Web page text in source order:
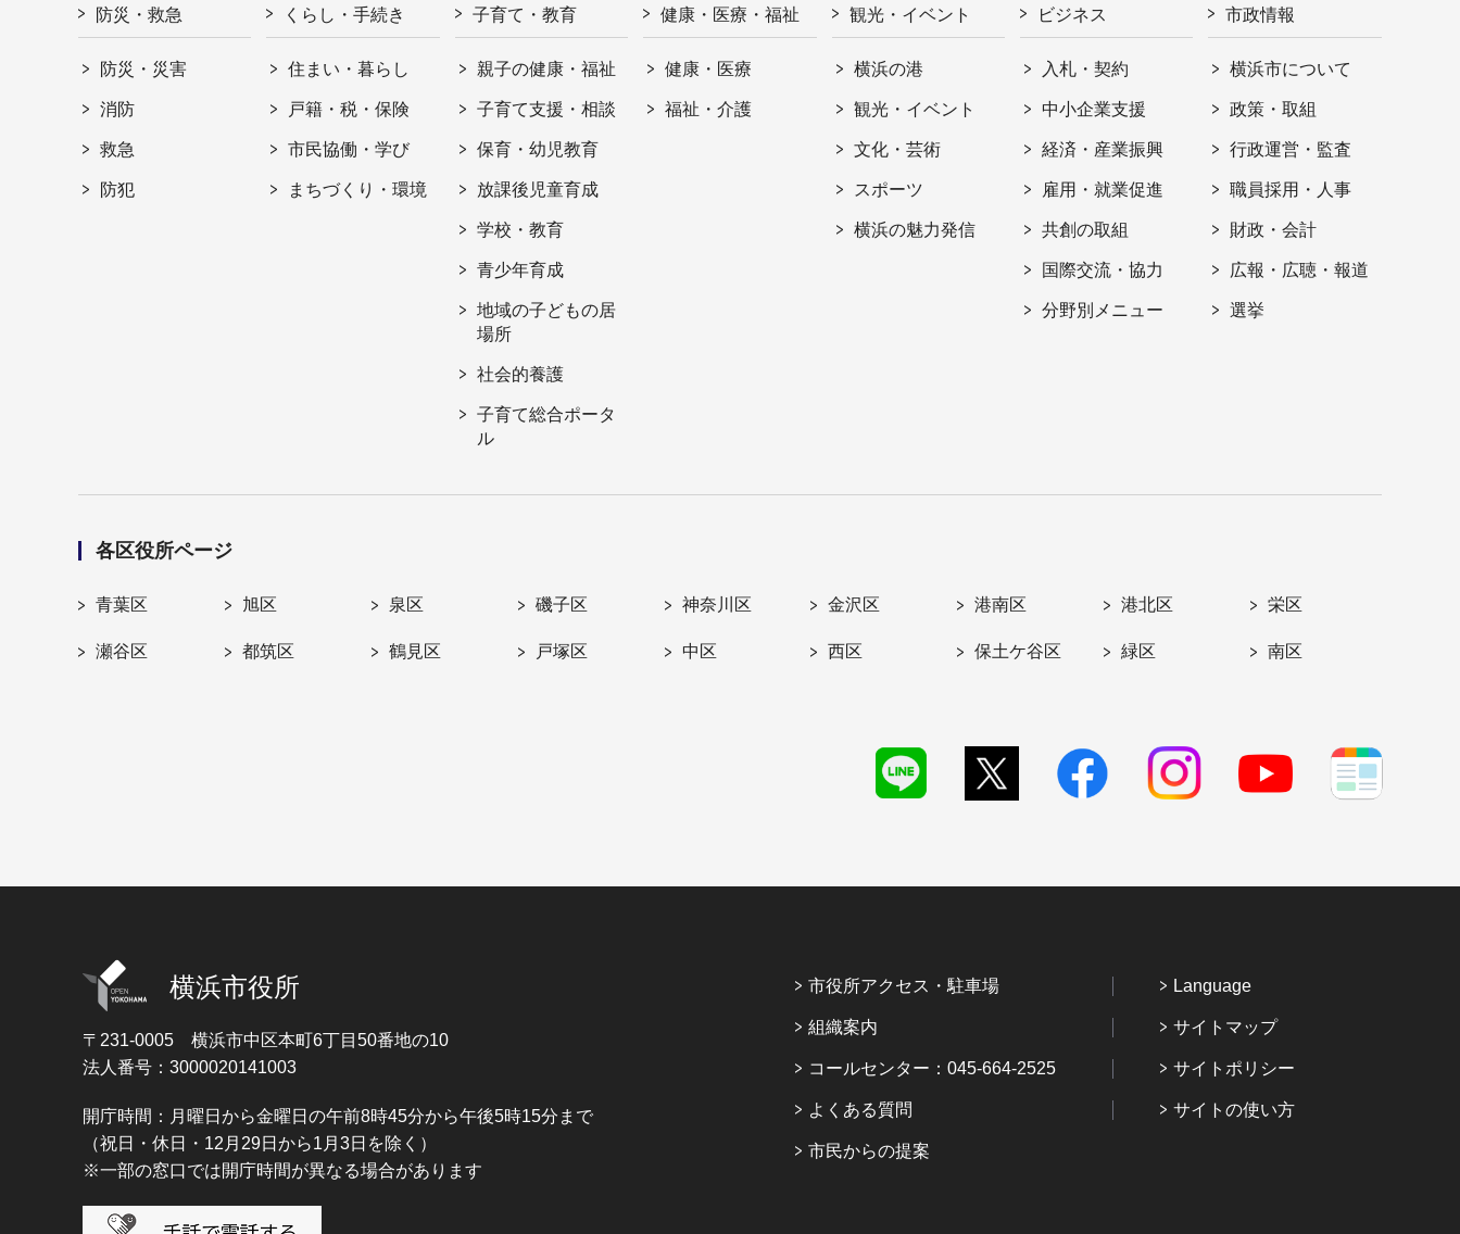
防災・救急
防災・災害
消防
救急
防犯
くらし・手続き
住まい・暮らし
戸籍・税・保険
市民協働・学び
まちづくり・環境
子育て・教育
親子の健康・福祉
子育て支援・相談
保育・幼児教育
放課後児童育成
学校・教育
青少年育成
地域の子どもの居
場所
社会的養護
子育て総合ポータ
ル
健康・医療・福祉
健康・医療
福祉・介護
観光・イベント
横浜の港
観光・イベント
文化・芸術
スポーツ
横浜の魅力発信
ビジネス
入札・契約
中小企業支援
経済・産業振興
雇用・就業促進
共創の取組
国際交流・協力
分野別メニュー
市政情報
横浜市について
政策・取組
行政運営・監査
職員採用・人事
財政・会計
広報・広聴・報道
選挙
各区役所ページ
青葉区 旭区 泉区 磯子区 神奈川区 金沢区 港南区 港北区 栄区
瀬谷区 都筑区 鶴見区 戸塚区 中区 西区 保土ケ谷区 緑区 南区
横浜市役所
〒231-0005 横浜市中区本町6丁目50番地の10
法人番号：3000020141003
開庁時間：月曜日から金曜日の午前8時45分から午後5時15分まで
（祝日・休日・12月29日から1月3日を除く）
※一部の窓口では開庁時間が異なる場合があります
市役所アクセス・駐車場
組織案内
コールセンター：045-664-2525
よくある質問
市民からの提案
Language
サイトマップ
サイトポリシー
サイトの使い方